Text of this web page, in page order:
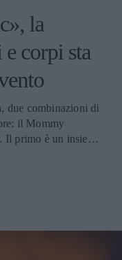
la
corpi sta
due combinazioni di
il Mommy
primo è un insieme
che avevano
a
Il secondo, invece,